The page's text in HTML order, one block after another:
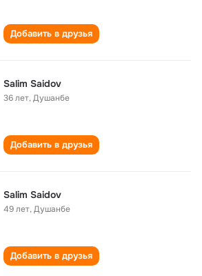
Добавить в друзья
Salim Saidov
36 лет,Душанбе
Добавить в друзья
Salim Saidov
49 лет,Душанбе
Добавить в друзья